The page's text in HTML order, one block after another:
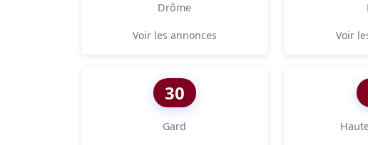
Drôme
Voir les annonces Voir
30
Gard